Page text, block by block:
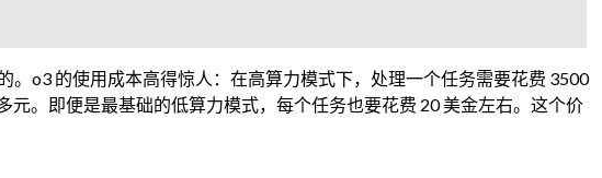
。o3 的使用成本高得惊人：在高算力模式下，处理一个任务需要花费 3500
元。即便是最基础的低算力模式，每个任务也要花费 20 美金左右。这个价